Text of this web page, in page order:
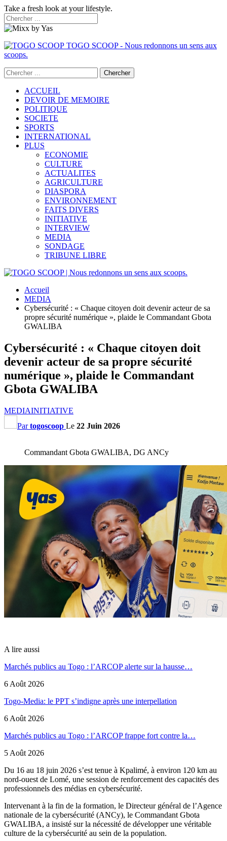
Take a fresh look at your lifestyle.
TOGO SCOOP - Nous redonnons un sens aux
scoops.
ACCUEIL
DEVOIR DE MEMOIRE
POLITIQUE
SOCIETE
SPORTS
INTERNATIONAL
PLUS
ECONOMIE
CULTURE
ACTUALITES
AGRICULTURE
DIASPORA
ENVIRONNEMENT
FAITS DIVERS
INITIATIVE
INTERVIEW
MEDIA
SONDAGE
TRIBUNE LIBRE
Accueil
MEDIA
Cybersécurité : « Chaque citoyen doit devenir acteur de sa
propre sécurité numérique », plaide le Commandant Gbota
GWALIBA
Cybersécurité : « Chaque citoyen doit
devenir acteur de sa propre sécurité
numérique », plaide le Commandant
Gbota GWALIBA
MEDIAINITIATIVE
Partogoscoop Le 22 Juin 2026
Commandant Gbota GWALIBA, DG ANCy
A lire aussi
Marchés publics au Togo : l’ARCOP alerte sur la hausse…
6 Août 2026
Togo-Media: le PPT s’indigne après une interpellation
6 Août 2026
Marchés publics au Togo : l’ARCOP frappe fort contre la…
5 Août 2026
Du 16 au 18 juin 2026 s’est tenue à Kpalimé, à environ 120 km au
nord-ouest de Lomé, une session de renforcement des capacités des
professionnels des médias en cybersécurité.
Intervenant à la fin de la formation, le Directeur général de l’Agence
nationale de la cybersécurité (ANCy), le Commandant Gbota
GWALIBA, a insisté sur la nécessité de développer une véritable
culture de la cybersécurité au sein de la population.